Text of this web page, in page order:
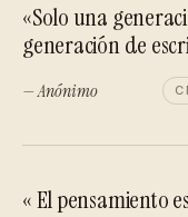
«Solo una
generación de
— Anónimo
« El pensamiento